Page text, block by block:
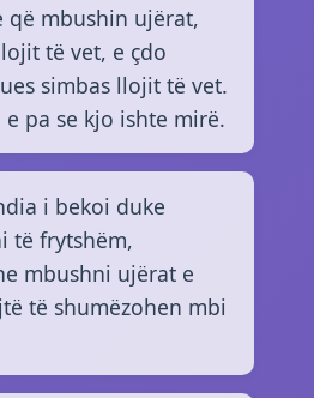
që mbushin ujërat,
të vet, e çdo
simbas llojit të vet.
pa se kjo ishte mirë.
i bekoi duke
të frytshëm,
mbushni ujërat e
të shumëzohen mbi